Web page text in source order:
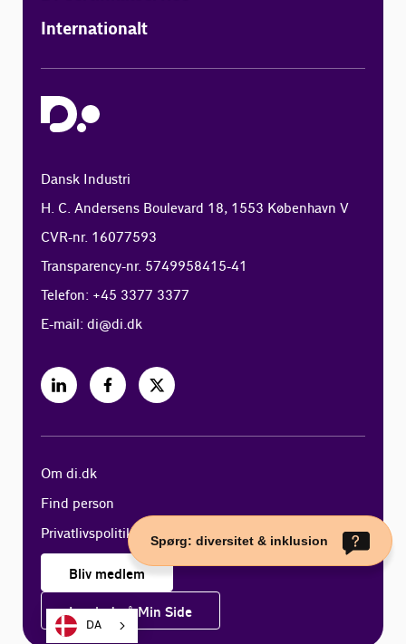
Internationalt
Dansk Industri
H. C. Andersens Boulevard 18, 1553 København V
CVR-nr. 16077593
Transparency-nr. 5749958415-41
Telefon: +45 3377 3377
E-mail:di@di.dk
Om di.dk
Find person
Privatlivspolitik
Bliv medlem
Log ind på Min Side
DA
Spørg: diversitet & inklusion